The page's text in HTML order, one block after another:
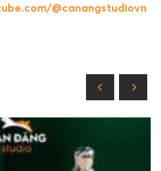
@canangstudiovn